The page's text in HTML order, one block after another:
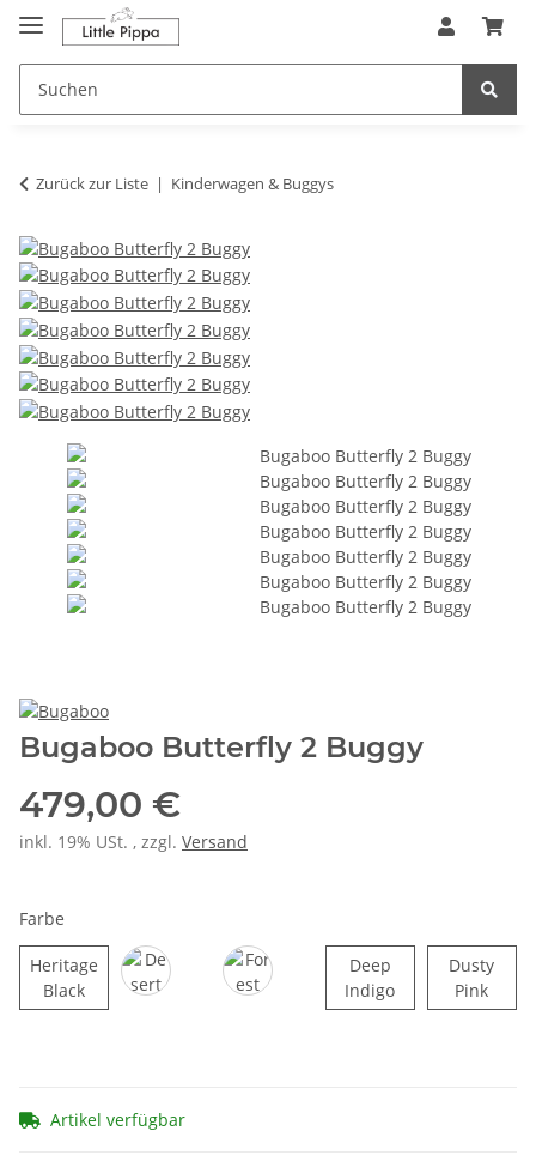
Zum Hauptinhalt springen
springen
Zurück zur Liste Kinderwagen & Buggys
Bugaboo Butterfly 2 Buggy
479,00 €
inkl. 19% USt. , zzgl. Versand
Farbe
Heritage
BlackHeritage Black
Forest Green
Deep
IndigoDeep Indigo
Dusty
Pink
Artikel verfügbar